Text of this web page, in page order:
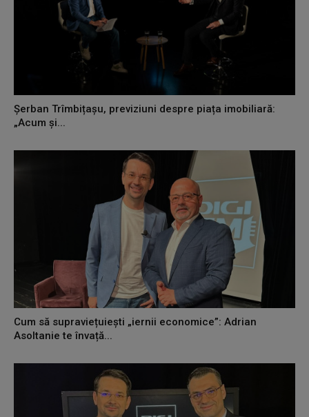
Șerban Trîmbițașu, previziuni despre piața imobiliară:
„Acum și...
Cum să supraviețuiești „iernii economice”: Adrian
Asoltanie te învață...